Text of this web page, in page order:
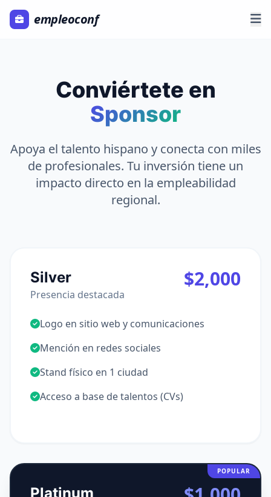
empleoconf
Conviértete en
Sponsor
Apoya el talento hispano y conecta con miles
de profesionales. Tu inversión tiene un
impacto directo en la empleabilidad
regional.
Silver
Presencia destacada
$2,000
Logo en sitio web y comunicaciones
Mención en redes sociales
Stand físico en 1 ciudad
Acceso a base de talentos (CVs)
POPULAR
Platinum